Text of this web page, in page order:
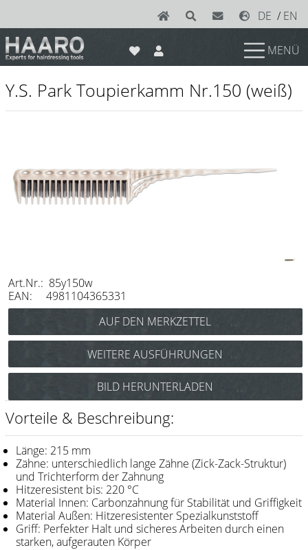
DE / EN
MENÜ
Scheren
e-kwip
Konayuki
Sets
Feather
e-kwip
Kämme
Y.S. Park
Fejic
e-kwip
Bürsten
Y.S. Park
Y.S. Park Toupierkamm Nr.150 (weiß)
Art.Nr.: 85y150w
EAN: 4981104365331
WEITERE AUSFÜHRUNGEN
Y.S. Park Toupierkamm Nr.150
(pink) Art.Nr.: 85y150p
(rot) Art.Nr.: 85y150r
Y.S. Park Toupierkamm Nr.150
(schwarz) Art.Nr.: 85y150s
BILD HERUNTERLADEN
Vorteile & Beschreibung:
Länge: 215 mm
Zähne: unterschiedlich lange Zähne (Zick-Zack-Struktur)
und Trichterform der Zahnung
Hitzeresistent bis: 220 °C
Material Innen: Carbonzahnung für Stabilität und Griffigkeit
Material Außen: Hitzeresistenter Spezialkunststoff
Griff: Perfekter Halt und sicheres Arbeiten durch einen
starken, aufgerauten Körper